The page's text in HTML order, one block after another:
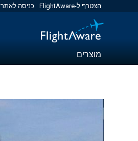
הצטרף ל-FlightAware כניסה לאתר
מוצרים